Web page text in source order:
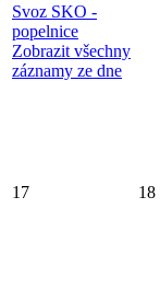
Svoz SKO -
popelnice
Zobrazit všechny
záznamy ze dne
17 18